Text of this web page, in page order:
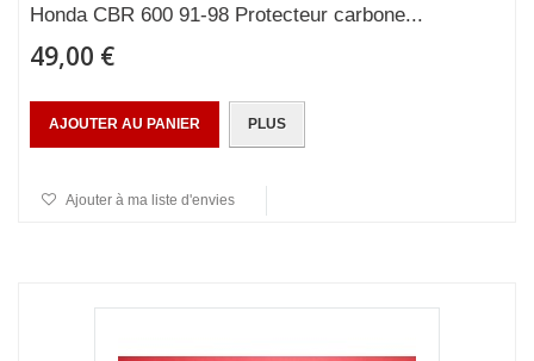
Honda CBR 600 91-98 Protecteur carbone...
49,00 €
AJOUTER AU PANIER PLUS
Ajouter à ma liste d'envies